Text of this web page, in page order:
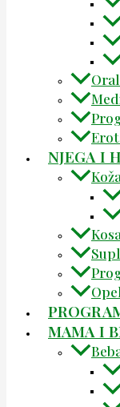
NJEGA I
Koža
Kosa
MAMA I